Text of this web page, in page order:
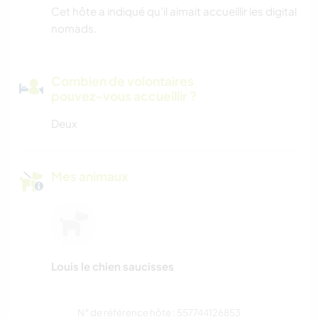
Cet hôte a indiqué qu’il aimait accueillir les digital
nomads.
Combien de volontaires
pouvez-vous accueillir ?
Deux
Mes animaux
Louis le chien saucisses